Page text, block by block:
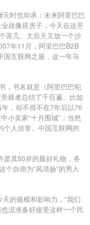
时也坦承：未来阿里巴巴
就像搭房子，今天在这开
茶几、大后天又放一个沙
年11月，阿里巴巴B2B
国互联网之最，这一年马
，书名就是《阿里巴巴犯
观者总结了千百遍。比如
，却不得不在7年后以76
小卖家“十月围城”；当然
个人信誉、中国互联网的
是其50岁的最好礼物，各
个自诩为“风清扬”的男人
的规模和影响力，“我们
没准备好接受这样一个民